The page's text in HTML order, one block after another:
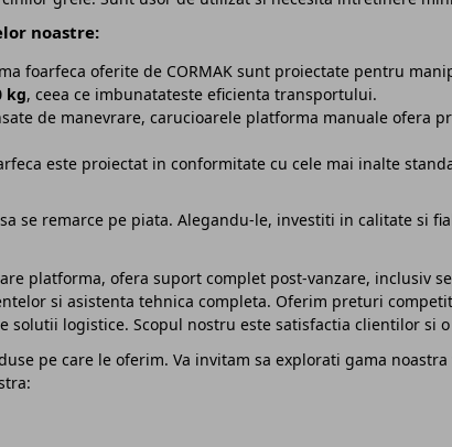
noastre:
foarfeca oferite de CORMAK sunt proiectate pentru
kg, ceea ce imbunatateste eficienta transportului.
de manevrare, carucioarele platforma manuale ofera
este proiectat in conformitate cu cele mai inalte
se remarce pe piata. Alegandu-le, investiti in calitate si
platforma, ofera suport complet post-vanzare, inclusiv
si asistenta tehnica completa. Oferim preturi
solutii logistice. Scopul nostru este satisfactia clientilor si
pe care le oferim. Va invitam sa explorati gama